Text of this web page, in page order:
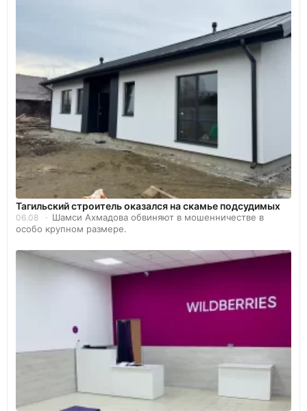
Тагильский строитель оказался на скамье подсудимых
06.08
Шамси Ахмадова обвиняют в мошенничестве в
особо крупном размере.